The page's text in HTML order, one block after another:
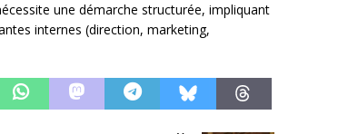
une démarche structurée, impliquant
internes (direction, marketing,